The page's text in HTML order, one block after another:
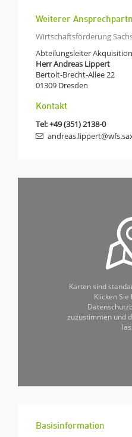
Weiterer
Wirtschaftsförderung
Abteilungsleiter
Herr Andreas Lippert
Bertolt-Brecht-Allee 22
01309 Dresden
Kontakt
Tel:+49 (351) 2138-0
Karten sind
Klicken
zuzustimmen und
Basisinformation